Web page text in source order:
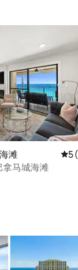
滩 平5
拿马城海滩